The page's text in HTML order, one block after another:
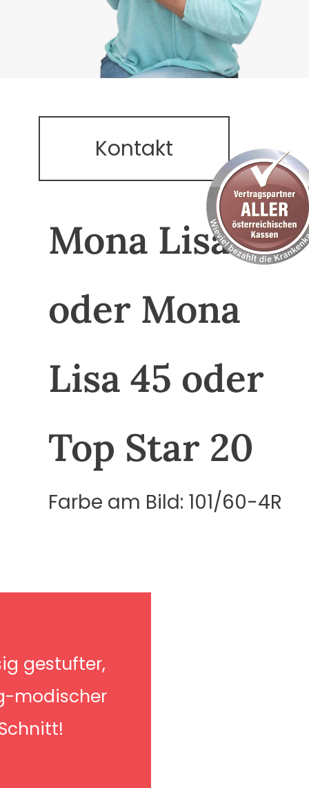
Kontakt
Mona Lisa 26
oder Mona
Lisa 45 oder
Top Star 20
Farbe am Bild: 101/60-4R
gestufter,
modischer